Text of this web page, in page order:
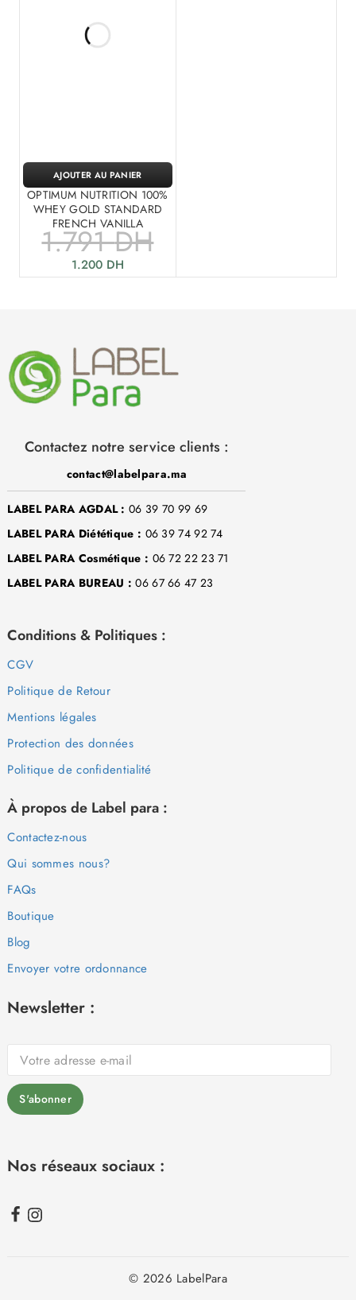
OPTIMUM NUTRITION 100%
WHEY GOLD STANDARD
FRENCH VANILLA
1.791DH
1.200 DH
AJOUTER AU PANIER
Contactez notre service clients :
contact@labelpara.ma
LABEL PARA AGDAL : 06 39 70 99 69
LABEL PARA Diététique : 06 39 74 92 74
LABEL PARA Cosmétique : 06 72 22 23 71
LABEL PARA BUREAU : 06 67 66 47 23
Conditions & Politiques :
CGV
Politique de Retour
Mentions légales
Protection des données
Politique de confidentialité
À propos de Label para :
Contactez-nous
Qui sommes nous?
FAQs
Boutique
Blog
Envoyer votre ordonnance
Newsletter :
Nos réseaux sociaux :
© 2026 LabelPara